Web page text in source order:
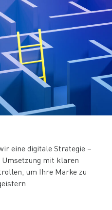
eine digitale Strategie –
mit klaren
um Ihre Marke zu